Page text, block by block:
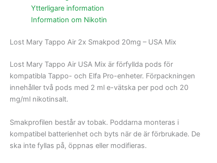
Ytterligare information
Information om Nikotin
Lost Mary Tappo Air 2x Smakpod 20mg – USA Mix
Lost Mary Tappo Air USA Mix är förfyllda pods för
kompatibla Tappo- och Elfa Pro-enheter. Förpackningen
innehåller två pods med 2 ml e-vätska per pod och 20
mg/ml nikotinsalt.
Smakprofilen består av tobak. Poddarna monteras i
kompatibel batterienhet och byts när de är förbrukade. De
ska inte fyllas på, öppnas eller modifieras.